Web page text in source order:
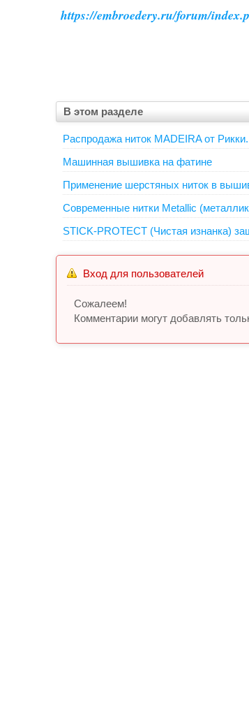
https://embroedery.ru/forum/
В этом разделе
Распродажа ниток MADEIRA от Рикки.
Машинная вышивка на фатине
Применение шерстяных ниток в
Современные нитки Metallic
STICK-PROTECT (Чистая изнанка)
Вход для пользователей
Сожалеем!
Комментарии могут добавлять